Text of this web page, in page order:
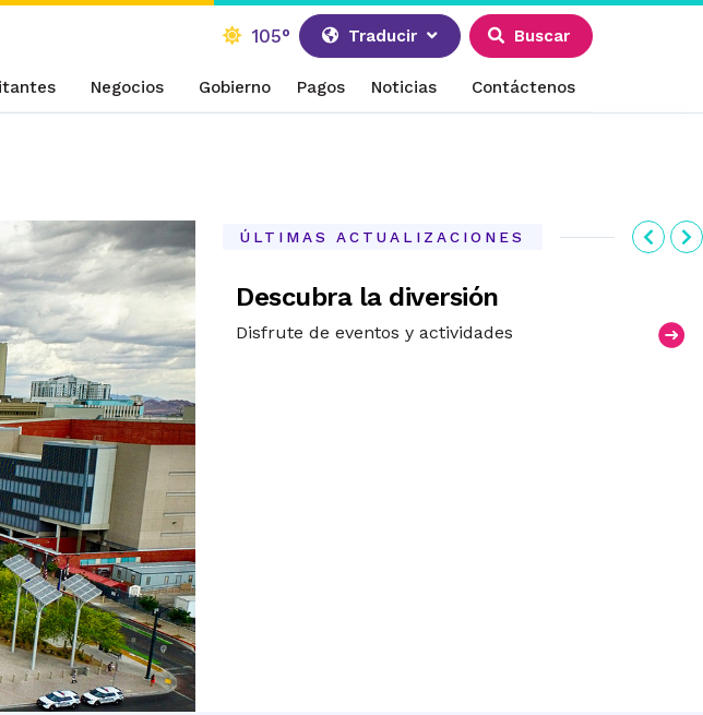
105° Traducir Buscar
Negocios Gobierno Pagos Noticias Contáctenos
ÚLTIMAS ACTUALIZACIONES
Descubra la diversión
Disfrute de eventos y actividades